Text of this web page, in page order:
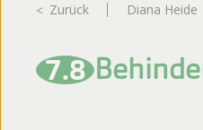
Zurück Diana Heide
7.8